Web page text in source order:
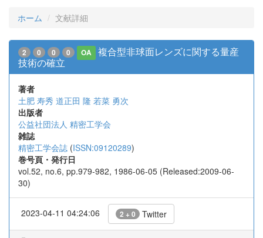
ホーム 文献詳細
2 0 0 0 OA
複合型非球面レンズに関する量産
技術の確立
著者
土肥 寿秀 道正田 隆 若菜 勇次
出版者
公益社団法人 精密工学会
雑誌
精密工学会誌 (ISSN:09120289)
巻号頁・発行日
vol.52, no.6, pp.979-982, 1986-06-05 (Released:2009-06-
30)
2023-04-11 04:24:06 2 + 0 Twitter